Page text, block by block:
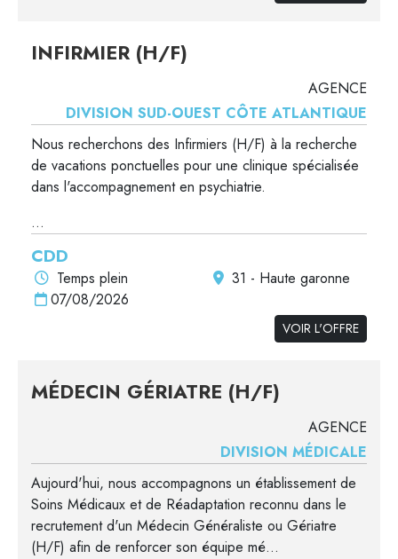
INFIRMIER (H/F)
AGENCE
DIVISION SUD-OUEST CÔTE ATLANTIQUE
Nous recherchons des Infirmiers (H/F) à la recherche
de vacations ponctuelles pour une clinique spécialisée
dans l'accompagnement en psychiatrie.
...
CDD
Temps plein
31 - Haute garonne
07/08/2026
VOIR L'OFFRE
MÉDECIN GÉRIATRE (H/F)
AGENCE
DIVISION MÉDICALE
Aujourd'hui, nous accompagnons un établissement de
Soins Médicaux et de Réadaptation reconnu dans le
recrutement d'un Médecin Généraliste ou Gériatre
(H/F) afin de renforcer son équipe mé...